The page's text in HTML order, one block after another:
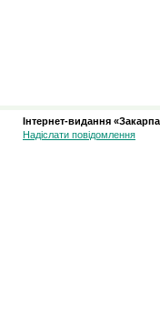
Інтернет-видання
Надіслати повідомлення